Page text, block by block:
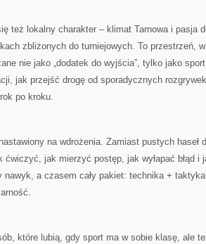
też lokalny charakter – klimat Tarnowa i pasja
zbliżonych do turniejowych. To przestrzeń,
nie jako „dodatek do wyjścia”, tylko jako
jak przejść drogę od sporadycznych
po kroku.
na wdrożenia. Zamiast pustych haseł
ćwiczyć, jak mierzyć postęp, jak wyłapać błąd i
nawyk, a czasem cały pakiet: technika +
które lubią, gdy sport ma w sobie klasę, ale